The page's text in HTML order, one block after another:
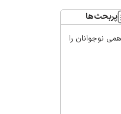
ماست/ مردم
افکنان بزنند
پربحث‌ها
نوجوانان را